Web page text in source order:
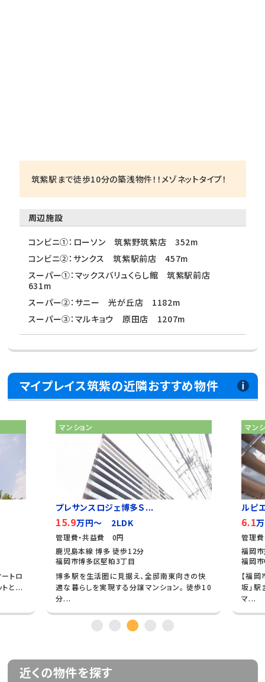
筑紫駅まで徒歩10分の築浅物件！！メゾネットタイプ！
周辺施設
コンビニ①：ローソン 筑紫野筑紫店 352m
コンビニ②：サンクス 筑紫駅前店 457m
スーパー①：マックスバリュくらし館 筑紫駅前店
631m
スーパー②：サニー 光が丘店 1182m
スーパー③：マルキョウ 原田店 1207m
マイプレイス筑紫の近隣おすすめ物件
トロ
トと...
マンション
プレサンスロジェ博多Ｓ...
15.9万円～ 2LDK
管理費・共益費 0円
鹿児島本線 博多 徒歩12分
福岡市博多区堅粕3丁目
博多駅を生活圏に見据え、全邸南東向きの快
適な暮らしを実現する分譲マンション。 徒歩10
分...
マン
ルピ
6.1
管理
福岡
福岡
【福
坂」
マ...
近くの物件を探す